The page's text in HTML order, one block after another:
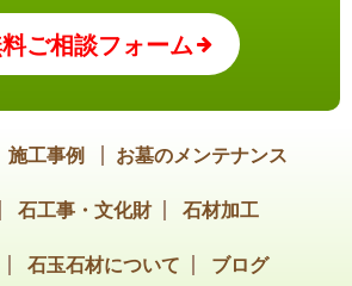
ご相談フォーム
施工事例 お墓のメンテナンス
石工事・文化財 石材加工
石玉石材について ブログ